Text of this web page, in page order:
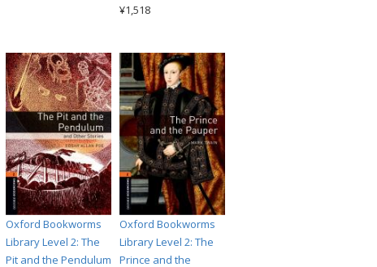
¥1,518
Oxford Bookworms
Library Level 2: The
Pit and the Pendulum
Oxford Bookworms
Library Level 2: The
Prince and the